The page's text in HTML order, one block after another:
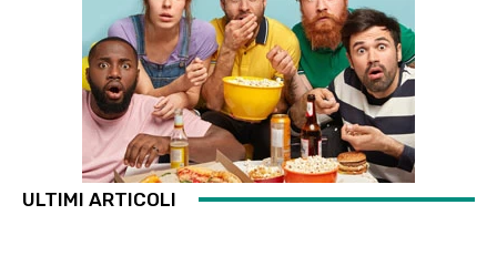
ULTIMI ARTICOLI